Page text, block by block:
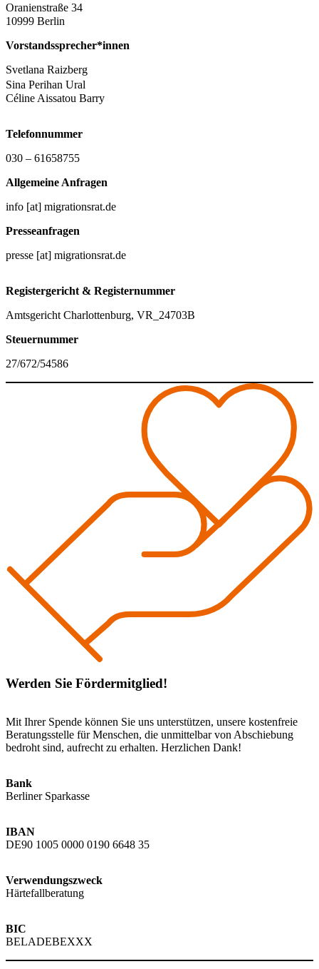
Oranienstraße 34
10999 Berlin
Vorstandssprecher*innen
Svetlana Raizberg
Sina Perihan Ural
Céline Aissatou Barry
Telefonnummer
030 – 61658755
Allgemeine Anfragen
info [at] migrationsrat.de
Presseanfragen
presse [at] migrationsrat.de
Registergericht & Registernummer
Amtsgericht Charlottenburg, VR_24703B
Steuernummer
27/672/54586
Werden Sie Fördermitglied!
Mit Ihrer Spende können Sie uns unterstützen, unsere kostenfreie
Beratungsstelle für Menschen, die unmittelbar von Abschiebung
bedroht sind, aufrecht zu erhalten. Herzlichen Dank!
Bank
Berliner Sparkasse
IBAN
DE90 1005 0000 0190 6648 35
Verwendungszweck
Härtefallberatung
BIC
BELADEBEXXX